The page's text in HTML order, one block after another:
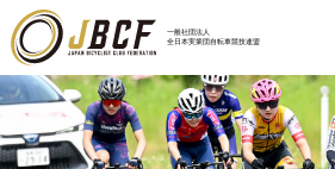
一般社団法人
全日本実業団自転車競技連盟
ニュース
レース日程